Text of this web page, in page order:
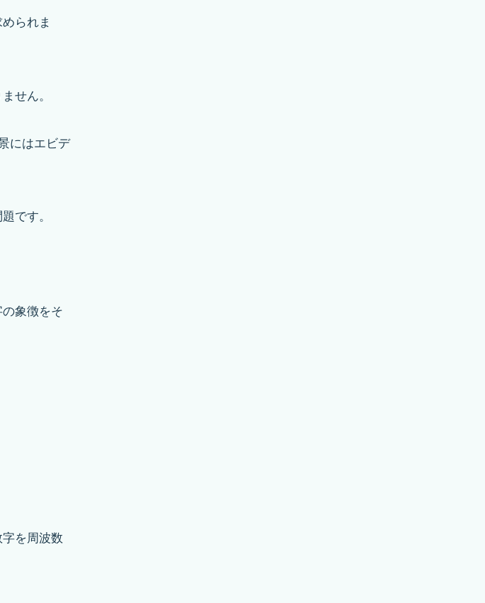
られま
せん。
にはエビデ
です。
象徴をそ
を周波数